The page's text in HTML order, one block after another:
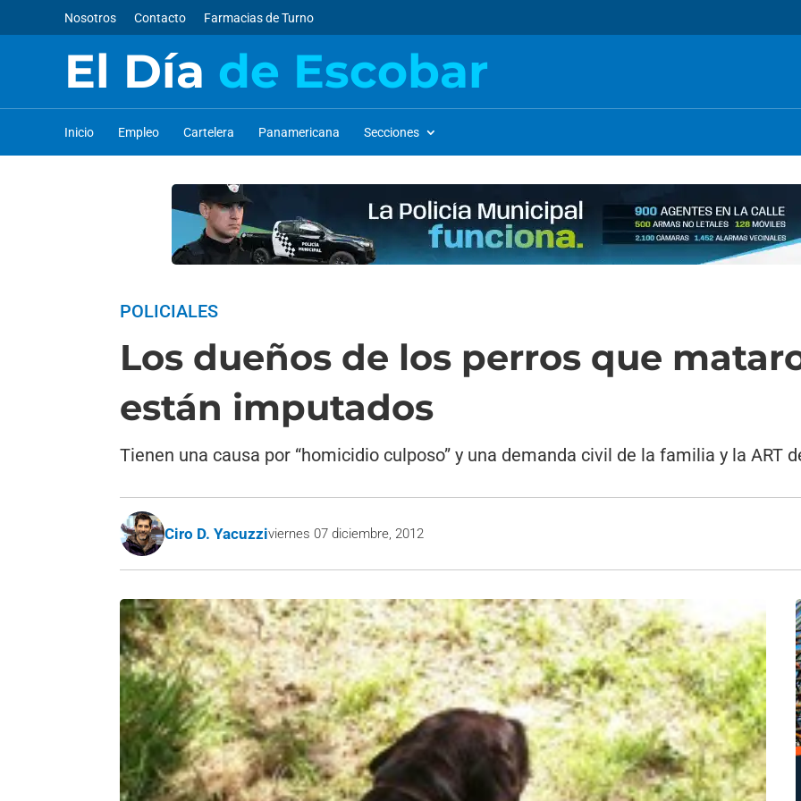
Nosotros Contacto Farmacias de Turno
El Día de Escobar
Inicio Empleo Cartelera Panamericana Secciones
POLICIALES
Los dueños de los perros que
están imputados
Tienen una causa por “homicidio culposo” y una demanda civil de la familia y la ART
Ciro D. Yacuzziviernes 07 diciembre, 2012